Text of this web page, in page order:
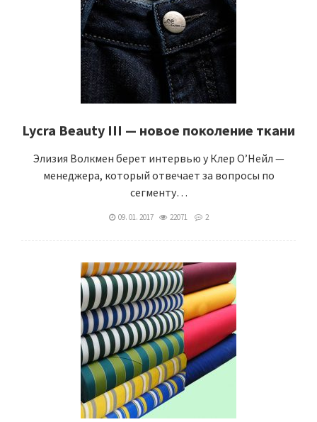
Lycra Beauty III — новое поколение ткани
Элизия Волкмен берет интервью у Клер О’Нейл —
менеджера, который отвечает за вопросы по
сегменту…
09. 01. 2017 22071 2